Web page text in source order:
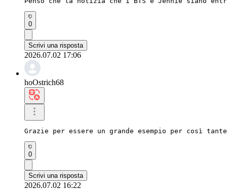
0
Scrivi una risposta
2026.07.02 17:06
hoOstrich68
Grazie per essere un grande esempio per così
0
Scrivi una risposta
2026.07.02 16:22